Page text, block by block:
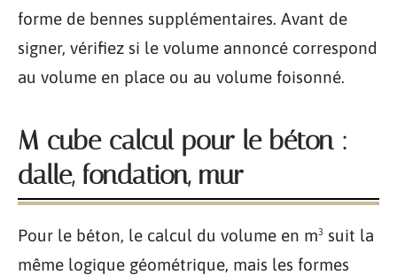
forme de bennes supplémentaires. Avant de
signer, vérifiez si le volume annoncé correspond
au volume en place ou au volume foisonné.
M cube calcul pour le béton :
dalle, fondation, mur
Pour le béton, le calcul du volume en m³ suit la
même logique géométrique, mais les formes